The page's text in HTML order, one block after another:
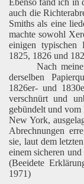
Ebenso fand ich in
auch die
Smiths als eine
machte sowohl
einigen typischen
1825, 1826 und
Nach
derselben
1826er- und
verschnürt und
gebündelt und vom
New York,
Abrechnungen
sie, laut dem
einem sicheren
(Beeidete
1971)